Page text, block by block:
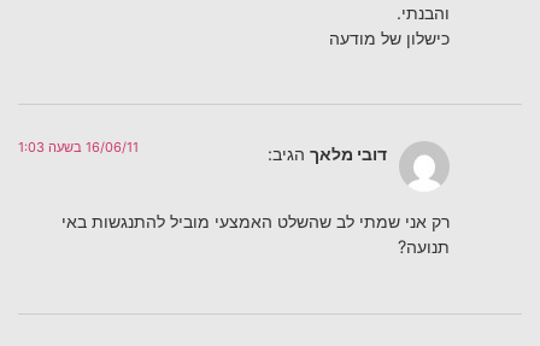
והבנתי.
כישלון של מודעה
דובי מלאך הגיב: 16/06/11 בשעה 1:03
רק אני שמתי לב שהשלט האמצעי מוביל להתנגשות באי
תנועה?